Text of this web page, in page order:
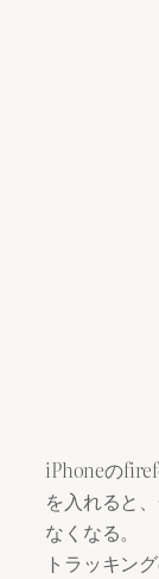
iPhoneの
を入れると
なくなる。
トラッキン